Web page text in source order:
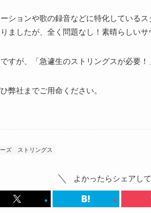
ションや歌の録音などに特化している
ましたが、全く問題なし！素晴らしいサ
すが、「急遽生のストリングスが必要！
弊社までご用命ください。
ズ ストリングス
よかったらシェアして